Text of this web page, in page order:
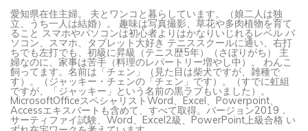
愛知県在住主婦。 夫とワンコと暮らしています。（娘二人は独
立、うち一人は結婚）。 趣味は写真撮影、草花や多肉植物を育て
ること スマホやパソコンは初心者よりはかなりいじれるレベル パ
ソコン、スマホ、タブレット大好き テニススクールに通い、右打
ちでも左打でも、初級に昇級（テニス歴5年）（さぼりがち） 主
婦なのに、家事は苦手（料理のレパートリー増やし中）。 わんこ
飼ってます。名前は「チェン」（見た目は柴犬ですが、雑種で
す）。（ジャッキー・チェンの「チェン」です）。（すでに虹組
ですが、「ジャッキー」という名前の黒ラブもいました）。
MicrosoftOfficeスペシャリストWord、Excel、Powerpoint、
Accessエキスパートも含めて、すべて取得。バージョン2019．
サーティファイ試験、Word、Excel2級、PowerPoint上級合格 い
ずれ在宅ワークを考えています。